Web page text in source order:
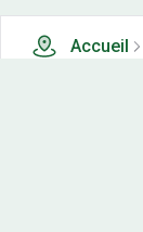
Accueil